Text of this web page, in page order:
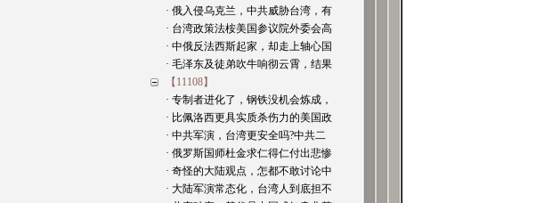
· 俄入侵乌克兰，中共威胁台湾，有
· 台湾政策法桉美国参议院外委会高
· 中俄反法西斯起家，却走上轴心国
· 毛泽东及徒弟吹牛响彻云霄，结果
【11108】
· 专制者进化了，钢铁没机会炼成，
· 比佩洛西更具实质杀伤力的美国政
· 中共军演，台湾更安全吗?中共二
· 俄罗斯国师杜金求仁得仁付出悲惨
· 奇怪的大陆观点，怎都不敢讨论中
· 大陆军演常态化，台湾人到底担不